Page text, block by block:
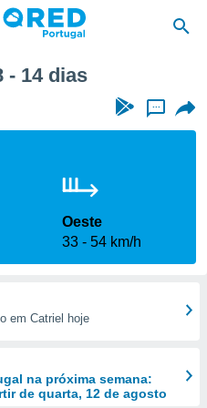
- 14 dias
...
Oeste
33
54 km/h
em Catriel hoje
na próxima semana:
de quarta, 12 de agosto